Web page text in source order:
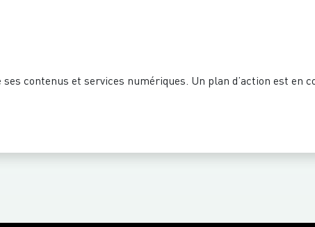
ses contenus et services numériques. Un plan d’action est en